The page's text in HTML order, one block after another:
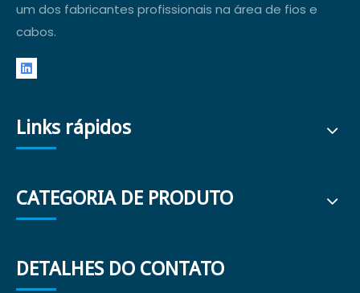
um dos fabricantes profissionais na área de fios e
cabos.
Links rápidos
CATEGORIA DE PRODUTO
DETALHES DO CONTATO